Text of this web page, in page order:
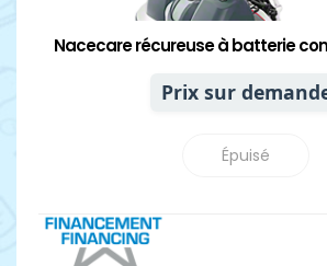
Nacecare récureuse à batterie
Prix sur
Épuisé
Détails